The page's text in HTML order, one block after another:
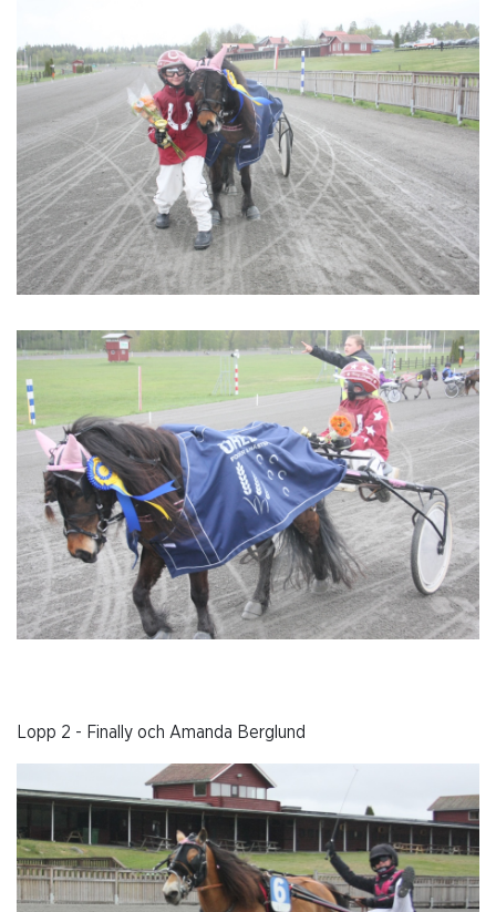
Lopp 2 - Finally och Amanda Berglund